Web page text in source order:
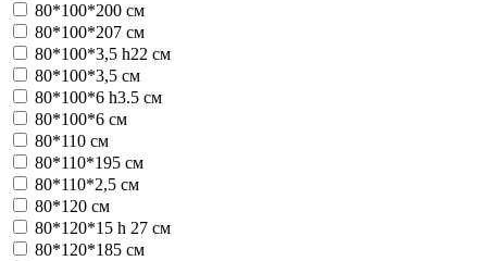
80*100*200 см
80*100*207 см
80*100*3,5 h22 см
80*100*3,5 см
80*100*6 h3.5 см
80*100*6 см
80*110 см
80*110*195 см
80*110*2,5 см
80*120 см
80*120*15 h 27 см
80*120*185 см